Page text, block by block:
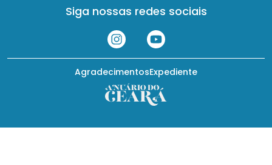
Siga nossas redes sociais
Expediente
Agradecimentos